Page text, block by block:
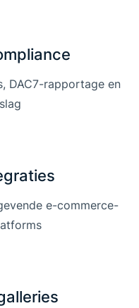
DAC7-rapportage en
e-commerce-